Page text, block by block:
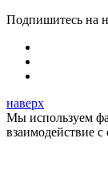
Подпишитесь на
наверх
Мы используем
взаимодействие с